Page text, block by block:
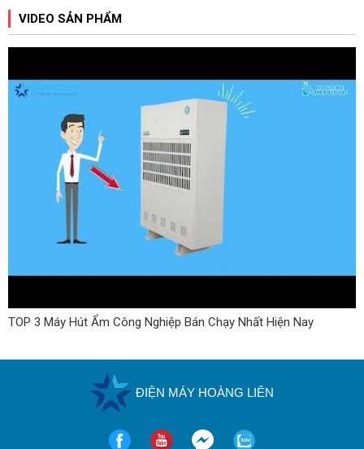
VIDEO SẢN PHẨM
TOP 3 Máy Hút Ẩm Công Nghiệp Bán Chạy Nhất Hiện Nay
ĐIỆN MÁY HOÀNG LIÊN